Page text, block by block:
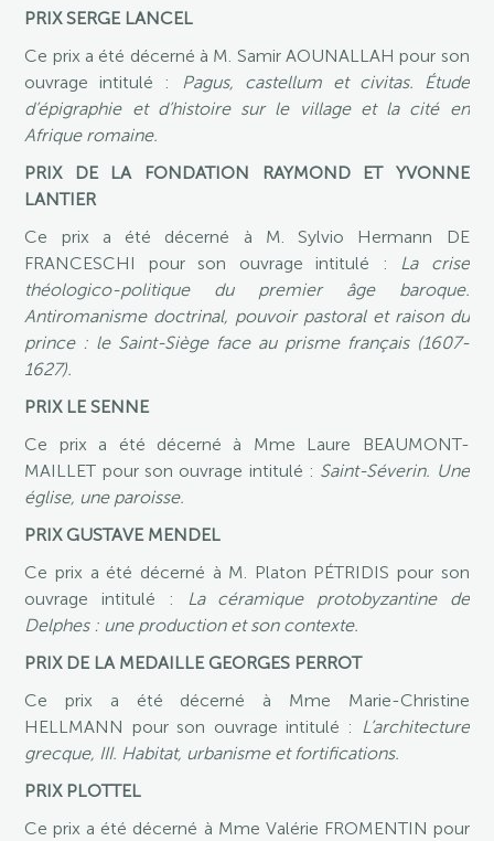
PRIX SERGE LANCEL
Ce prix a été décerné à M. Samir AOUNALLAH pour son
ouvrage intitulé : Pagus, castellum et civitas. Étude
d’épigraphie et d’histoire sur le village et la cité en
Afrique romaine.
PRIX DE LA FONDATION RAYMOND ET YVONNE
LANTIER
Ce prix a été décerné à M. Sylvio Hermann DE
FRANCESCHI pour son ouvrage intitulé : La crise
théologico-politique du premier âge baroque.
Antiromanisme doctrinal, pouvoir pastoral et raison du
prince : le Saint-Siège face au prisme français (1607-
1627).
PRIX LE SENNE
Ce prix a été décerné à Mme Laure BEAUMONT-
MAILLET pour son ouvrage intitulé : Saint-Séverin. Une
église, une paroisse.
PRIX GUSTAVE MENDEL
Ce prix a été décerné à M. Platon PÉTRIDIS pour son
ouvrage intitulé : La céramique protobyzantine de
Delphes : une production et son contexte.
PRIX DE LA MEDAILLE GEORGES PERROT
Ce prix a été décerné à Mme Marie-Christine
HELLMANN pour son ouvrage intitulé : L’architecture
grecque, III. Habitat, urbanisme et fortifications.
PRIX PLOTTEL
Ce prix a été décerné à Mme Valérie FROMENTIN pour